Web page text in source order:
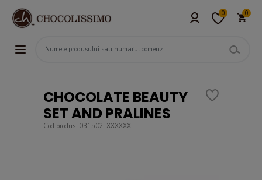
0 0
CHOCOLATE BEAUTY
SET AND PRALINES
Cod produs: 031502-XXXXXX